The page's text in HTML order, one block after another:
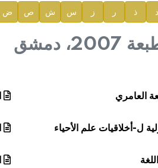
د ذ ر ز س ش ص ض
دمشق
العامري
ل-أخلاقيات علم الأحياء